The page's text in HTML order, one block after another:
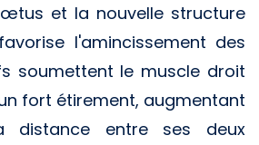
et la nouvelle structure
l'amincissement des
soumettent le muscle droit
fort étirement, augmentant
distance entre ses deux